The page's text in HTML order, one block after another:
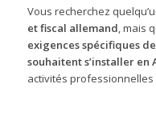
Vous recherchez
et fiscal allemand, mais
exigences spécifiques
souhaitent s’installer en
activités professionnelles